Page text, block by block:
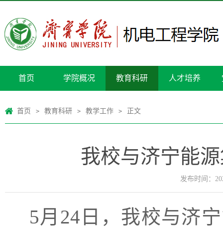
首页 学院概况 教育科研 人才培养
首页 > 教育科研 > 教学工作 > 正文
我校与济宁能
发布时间：
5月24日，我校与济